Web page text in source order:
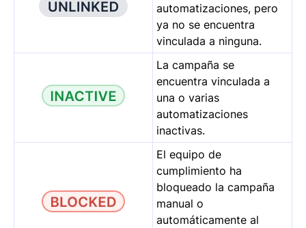
automatizaciones, pero
ya no se encuentra
vinculada a ninguna.
La campaña se
encuentra vinculada a
una o varias
automatizaciones
inactivas.
El equipo de
cumplimiento ha
bloqueado la campaña
manual o
automáticamente al